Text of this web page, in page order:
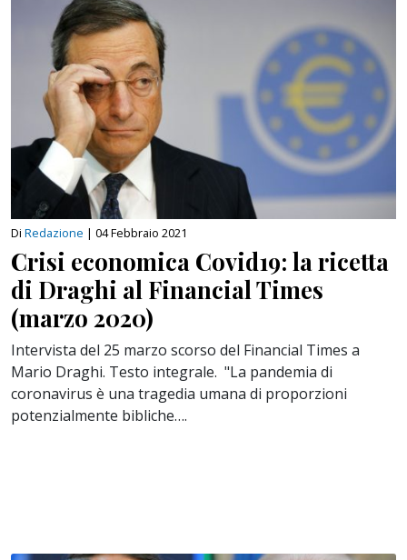
Di Redazione | 04 Febbraio 2021
Crisi economica Covid19: la ricetta
di Draghi al Financial Times
(marzo 2020)
Intervista del 25 marzo scorso del Financial Times a
Mario Draghi. Testo integrale. "La pandemia di
coronavirus è una tragedia umana di proporzioni
potenzialmente bibliche….